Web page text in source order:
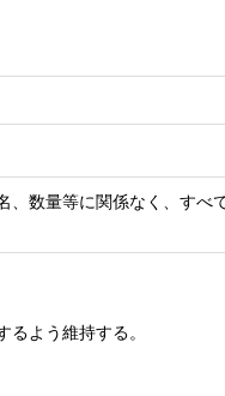
数量等に関係なく、す
よう維持する。